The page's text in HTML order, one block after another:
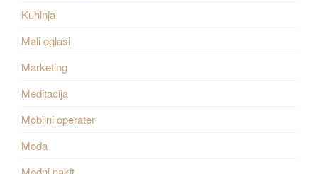
Kuhinja
Mali oglasi
Marketing
Meditacija
Mobilni operater
Moda